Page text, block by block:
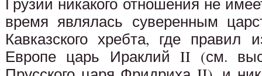
время являлась суверенным
Кавказского хребта, где
Европе царь Ираклий II (см.